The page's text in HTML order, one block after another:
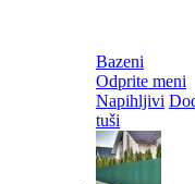
Bazeni
Odprite meni
Napihljivi
tuši